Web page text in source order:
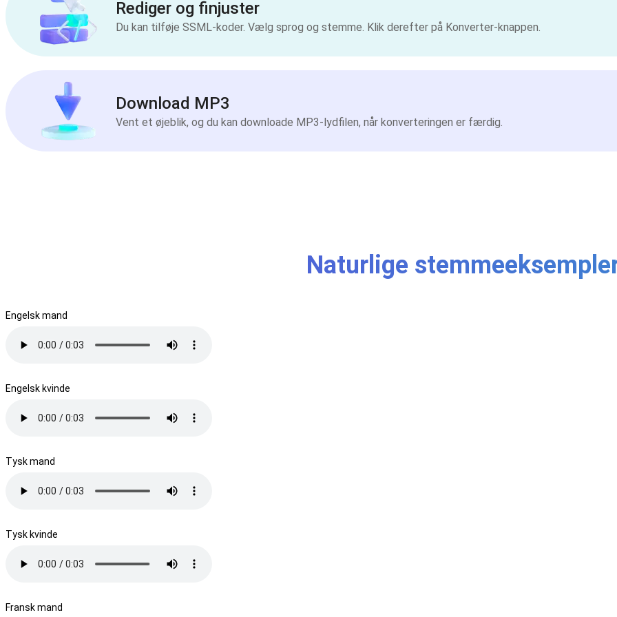
Rediger og finjuster
Du kan tilføje SSML-koder. Vælg sprog og stemme. Klik derefter på Konverter-knappen.
Download MP3
Vent et øjeblik, og du kan downloade MP3-lydfilen, når konverteringen er færdig.
Naturlige
Engelsk mand
Engelsk kvinde
Tysk mand
Tysk kvinde
Fransk mand